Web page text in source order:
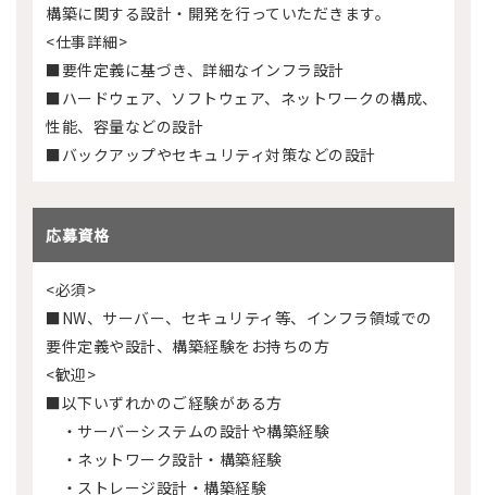
構築に関する設計・開発を行っていただきます。
<仕事詳細>
■要件定義に基づき、詳細なインフラ設計
■ハードウェア、ソフトウェア、ネットワークの構成、
性能、容量などの設計
■バックアップやセキュリティ対策などの設計
応募資格
<必須>
■NW、サーバー、セキュリティ等、インフラ領域での
要件定義や設計、構築経験をお持ちの方
<歓迎>
■以下いずれかのご経験がある方
・サーバーシステムの設計や構築経験
・ネットワーク設計・構築経験
・ストレージ設計・構築経験